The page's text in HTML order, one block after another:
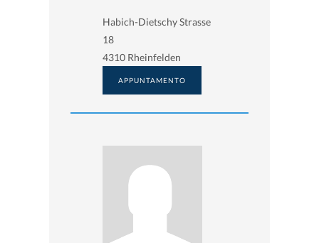
Habich-Dietschy Strasse
18
4310 Rheinfelden
APPUNTAMENTO